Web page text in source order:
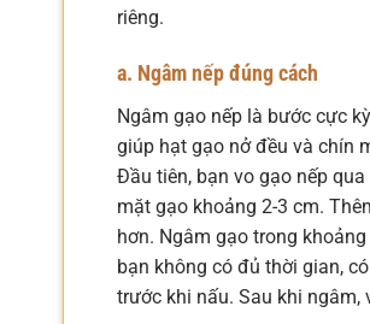
riêng.
a. Ngâm nếp đúng cách
Ngâm gạo nếp là bước cực
giúp hạt gạo nở đều và chín
Đầu tiên, bạn vo gạo nếp
mặt gạo khoảng 2-3 cm.
hơn. Ngâm gạo trong
bạn không có đủ thời gian,
trước khi nấu. Sau khi